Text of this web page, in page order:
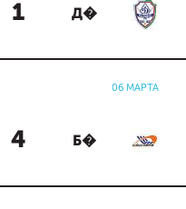
1 Д�
06 МАРТА
4 Б�